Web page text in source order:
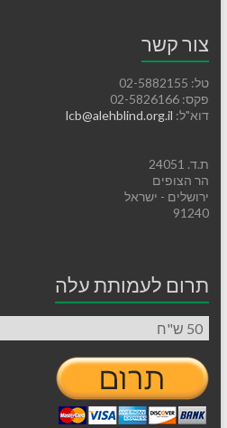
צור קשר
טל: 02-5882155
פקס: 02-5826166
דוא"ל:
ת.ד. 24051
הר הצופים
ירושלים - ישראל
91240
תרום לעמותת עלה